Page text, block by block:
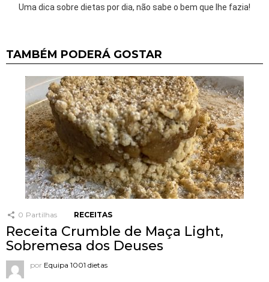
Uma dica sobre dietas por dia, não sabe o bem que lhe fazia!
TAMBÉM PODERÁ GOSTAR
0 Partilhas RECEITAS
Receita Crumble de Maça Light,
Sobremesa dos Deuses
por Equipa 1001 dietas